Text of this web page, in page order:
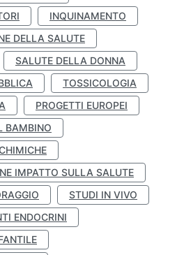
INQUINAMENTO
DELLA SALUTE
SALUTE DELLA DONNA
TOSSICOLOGIA
PROGETTI EUROPEI
BAMBINO
IMPATTO SULLA SALUTE
STUDI IN VIVO
ENDOCRINI